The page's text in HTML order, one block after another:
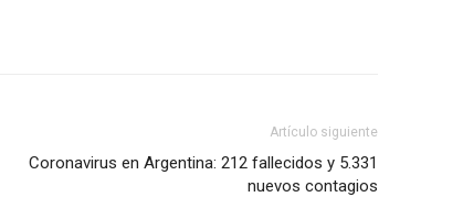
Artículo siguiente
Coronavirus en Argentina: 212 fallecidos y 5.331
nuevos contagios